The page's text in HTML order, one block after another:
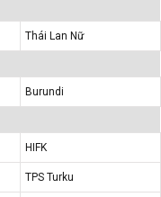
Thái Lan Nữ
Burundi
HIFK
TPS Turku